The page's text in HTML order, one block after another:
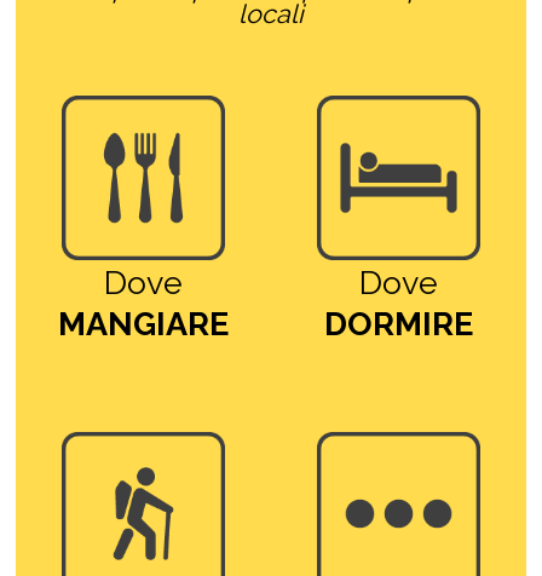
locali
Dove
MANGIARE
Dove
DORMIRE